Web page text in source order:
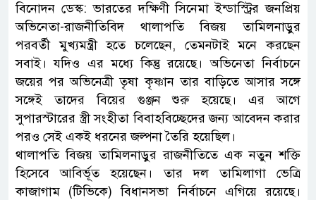
বিনোদন ডেস্ক: ভারতের দক্ষিণী সিনেমা ইন্ডাস্ট্রির জনপ্রিয়
অভিনেতা-রাজনীতিবিদ থালাপতি বিজয় তামিলনাড়ুর
পরবর্তী মুখ্যমন্ত্রী হতে চলেছেন, তেমনটাই মনে করছেন
সবাই। যদিও এর মধ্যে কিন্তু রয়েছে। অভিনেতা নির্বাচনে
জয়ের পর অভিনেত্রী তৃষা কৃষ্ণান তার বাড়িতে আসার সঙ্গে
সঙ্গেই তাদের বিয়ের গুঞ্জন শুরু হয়েছে। এর আগে
সুপারস্টারের স্ত্রী সংহীতা বিবাহবিচ্ছেদের জন্য আবেদন করার
পরও সেই একই ধরনের জল্পনা তৈরি হয়েছিল।
থালাপতি বিজয় তামিলনাড়ুর রাজনীতিতে এক নতুন শক্তি
হিসেবে আবির্ভূত হয়েছেন। তার দল তামিলাগা ভেত্রি
কাজাগাম (টিভিকে) বিধানসভা নির্বাচনে এগিয়ে রয়েছে।